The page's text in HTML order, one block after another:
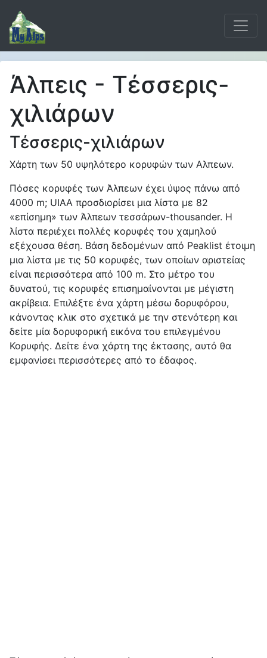
Άλπεις - Τέσσερις-
χιλιάρων
Τέσσερις-χιλιάρων
Χάρτη των 50 υψηλότερο κορυφών των Αλπεων.
Πόσες κορυφές των Άλπεων έχει ύψος πάνω από
4000 m; UIAA προσδιορίσει μια λίστα με 82
«επίσημη» των Άλπεων τεσσάρων-thousander. Η
λίστα περιέχει πολλές κορυφές του χαμηλού
εξέχουσα θέση. Βάση δεδομένων από Peaklist έτοιμη
μια λίστα με τις 50 κορυφές, των οποίων αριστείας
είναι περισσότερα από 100 m. Στο μέτρο του
δυνατού, τις κορυφές επισημαίνονται με μέγιστη
ακρίβεια. Επιλέξτε ένα χάρτη μέσω δορυφόρου,
κάνοντας κλικ στο σχετικά με την στενότερη και
δείτε μία δορυφορική εικόνα του επιλεγμένου
Κορυφής. Δείτε ένα χάρτη της έκτασης, αυτό θα
εμφανίσει περισσότερες από το έδαφος.